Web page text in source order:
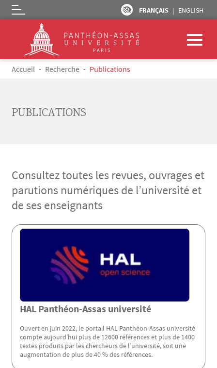
Aller au contenu principal
FRANÇAIS ENGLISH
Logo
Fil d'Ariane
Accueil Recherche Publications
PUBLICATIONS
Consultez toutes les revues, ouvrages et
parutions numériques de l’université et
de ses enseignants
Menu Assas
HAL Panthéon-Assas université
Ouvert en juin 2022, le portail HAL Panthéon-Assas université
compte aujourd’hui plus de 12600 références et plus de 1400
textes produits par les chercheurs de l’université, soit une
augmentation de plus de 40 % des références.